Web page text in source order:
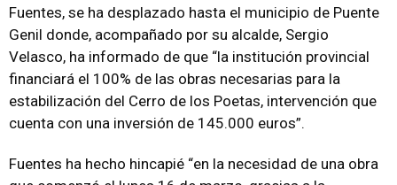
Fuentes, se ha desplazado hasta el municipio de Puente
Genil donde, acompañado por su alcalde, Sergio
Velasco, ha informado de que “la institución provincial
financiará el 100% de las obras necesarias para la
estabilización del Cerro de los Poetas, intervención que
cuenta con una inversión de 145.000 euros”.
Fuentes ha hecho hincapié “en la necesidad de una obra